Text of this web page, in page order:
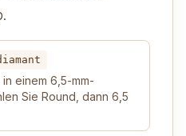
einem 6,5-mm-
Sie Round, dann 6,5